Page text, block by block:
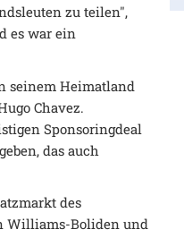
zu teilen",
es war ein
seinem Heimatland
Chavez.
Sponsoringdeal
das auch
des
Williams-Boliden und